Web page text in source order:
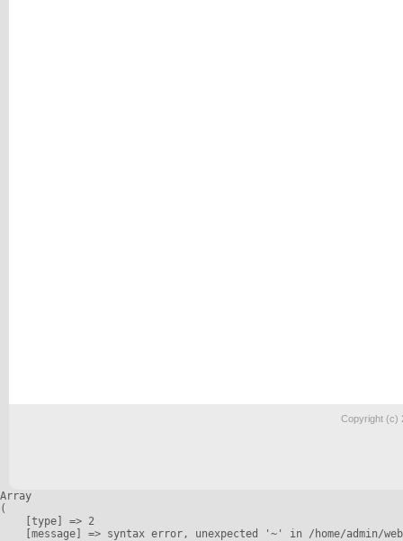
Copyright (c)
Array
(
    [type] => 2
[message] => syntax error, unexpected '~' in /home/admin/